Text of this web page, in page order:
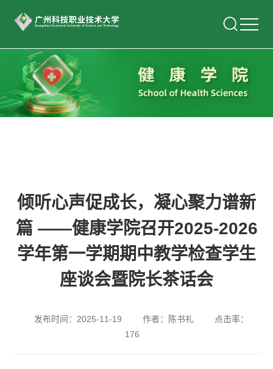
倾听心声促成长，凝心聚力谱新
篇 ——健康学院召开2025-2026
学年第一学期期中教学检查学生
座谈会暨院长茶话会
发布时间：2025-11-19 作者：陈书礼
点击率：
176